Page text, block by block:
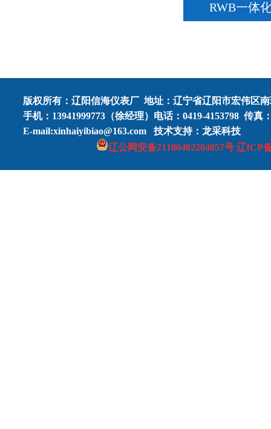
RWB一体
版权所有： 辽阳信海仪表厂 地址：辽宁省辽阳市宏伟区
手机：13941999773（徐经理） 电话：0419-4153798 传真
E-mail:xinhaiyibiao@163.com 技术支持：龙采科技
辽公网安备21100402204057号 辽ICP